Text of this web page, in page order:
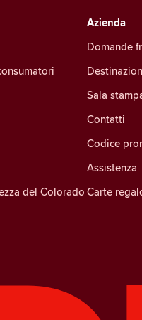
del Colorado
Azienda
Domande
Sala
Contatti
Codice
Assistenza
Carte